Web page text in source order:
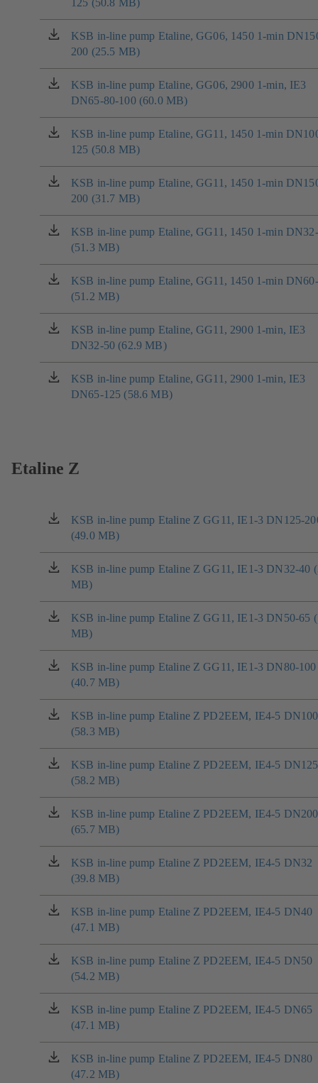
125 (50.8 MB)
se
v
nové
záložce)
KSB in-line pump Etaline, GG06, 1450 1-min
200 (25.5 MB)
(otevírá
se
v
nové
záložce)
KSB in-line pump Etaline, GG06, 2900 1-min, IE3
DN65-80-100 (60.0 MB)
(otevírá
se
v
nové
záložce)
KSB in-line pump Etaline, GG11, 1450 1-min
125 (50.8 MB)
(otevírá
se
v
nové
záložce)
KSB in-line pump Etaline, GG11, 1450 1-min
200 (31.7 MB)
(otevírá
se
v
nové
záložce)
KSB in-line pump Etaline, GG11, 1450 1-min
(51.3 MB)
(otevírá
se
v
nové
záložce)
KSB in-line pump Etaline, GG11, 1450 1-min
(51.2 MB)
(otevírá
se
v
nové
záložce)
KSB in-line pump Etaline, GG11, 2900 1-min, IE3
DN32-50 (62.9 MB)
(otevírá
se
v
nové
záložce)
KSB in-line pump Etaline, GG11, 2900 1-min, IE3
DN65-125 (58.6 MB)
(otevírá
se
Etaline Z
KSB in-line pump Etaline Z GG11, IE1-3 DN125-
(49.0 MB)
(otevírá
se
v
nové
záložce)
KSB in-line pump Etaline Z GG11, IE1-3 DN32-40
MB)
(otevírá
se
v
nové
záložce)
KSB in-line pump Etaline Z GG11, IE1-3 DN50-65
MB)
(otevírá
se
v
nové
záložce)
KSB in-line pump Etaline Z GG11, IE1-3 DN80-100
(40.7 MB)
(otevírá
se
v
nové
záložce)
KSB in-line pump Etaline Z PD2EEM, IE4-5 DN100
(58.3 MB)
(otevírá
se
v
nové
záložce)
KSB in-line pump Etaline Z PD2EEM, IE4-5 DN125
(58.2 MB)
(otevírá
se
v
nové
záložce)
KSB in-line pump Etaline Z PD2EEM, IE4-5 DN200
(65.7 MB)
(otevírá
se
v
nové
záložce)
KSB in-line pump Etaline Z PD2EEM, IE4-5 DN32
(39.8 MB)
(otevírá
se
v
nové
záložce)
KSB in-line pump Etaline Z PD2EEM, IE4-5 DN40
(47.1 MB)
(otevírá
se
v
nové
záložce)
KSB in-line pump Etaline Z PD2EEM, IE4-5 DN50
(54.2 MB)
(otevírá
se
v
nové
záložce)
KSB in-line pump Etaline Z PD2EEM, IE4-5 DN65
(47.1 MB)
(otevírá
se
v
nové
záložce)
KSB in-line pump Etaline Z PD2EEM, IE4-5 DN80
(47.2 MB)
(otevírá
se